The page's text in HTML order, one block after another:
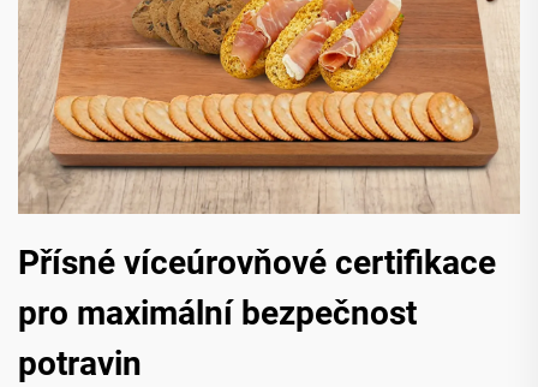
Přísné víceúrovňové certifikace
pro maximální bezpečnost
potravin